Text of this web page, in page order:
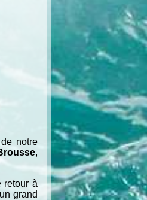
notre
,
retour à
grand